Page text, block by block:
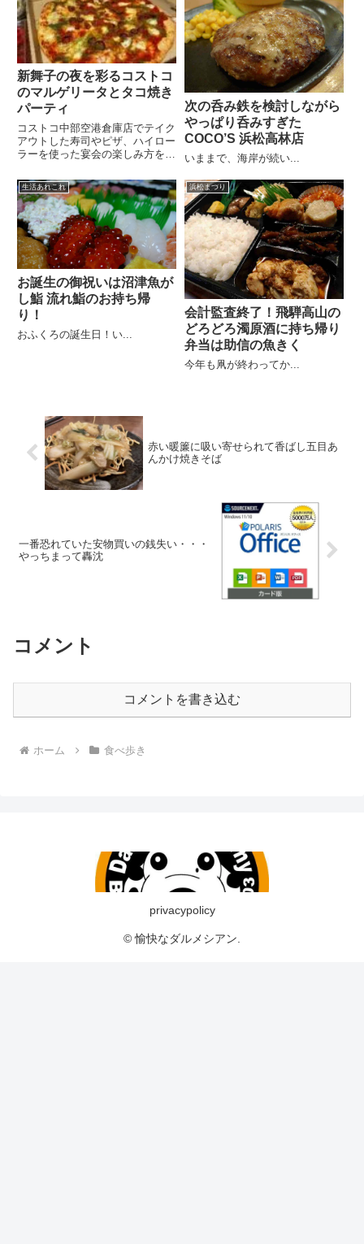
新舞子の夜を彩るコストコ
のマルゲリータとタコ焼き
パーティ
コストコ中部空港倉庫店でテイク
アウトした寿司やピザ、ハイロー
ラーを使った宴会の楽しみ方を紹
適な買い出しルートと日本酒ペア
リングも解説。
次の呑み鉄を検討しながら
やっぱり呑みすぎた
COCO’S 浜松高林店
いままで、海岸が続い...
生活あれこれ
お誕生の御祝いは沼津魚が
し鮨 流れ鮨のお持ち帰
り！
おふくろの誕生日！い...
浜松まつり
会計監査終了！飛騨高山の
どろどろ濁原酒に持ち帰り
弁当は助信の魚きく
今年も凧が終わってか...
赤い暖簾に吸い寄せられて香ばし五目あ
んかけ焼きそば
一番恐れていた安物買いの銭失い・・・
やっちまって轟沈
コメント
コメントを書き込む
ホーム 食べ歩き
privacypolicy
© 愉快なダルメシアン.